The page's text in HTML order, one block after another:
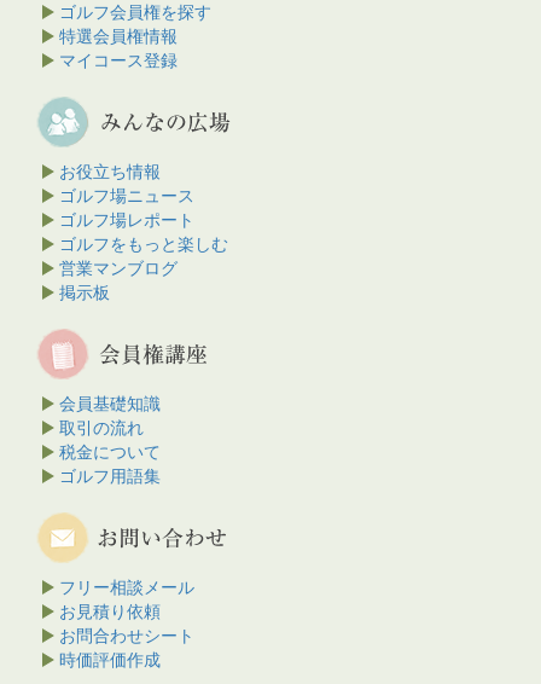
ゴルフ会員権を探す
特選会員権情報
マイコース登録
お役立ち情報
ゴルフ場ニュース
ゴルフ場レポート
ゴルフをもっと楽しむ
営業マンブログ
掲示板
会員基礎知識
取引の流れ
税金について
ゴルフ用語集
フリー相談メール
お見積り依頼
お問合わせシート
時価評価作成